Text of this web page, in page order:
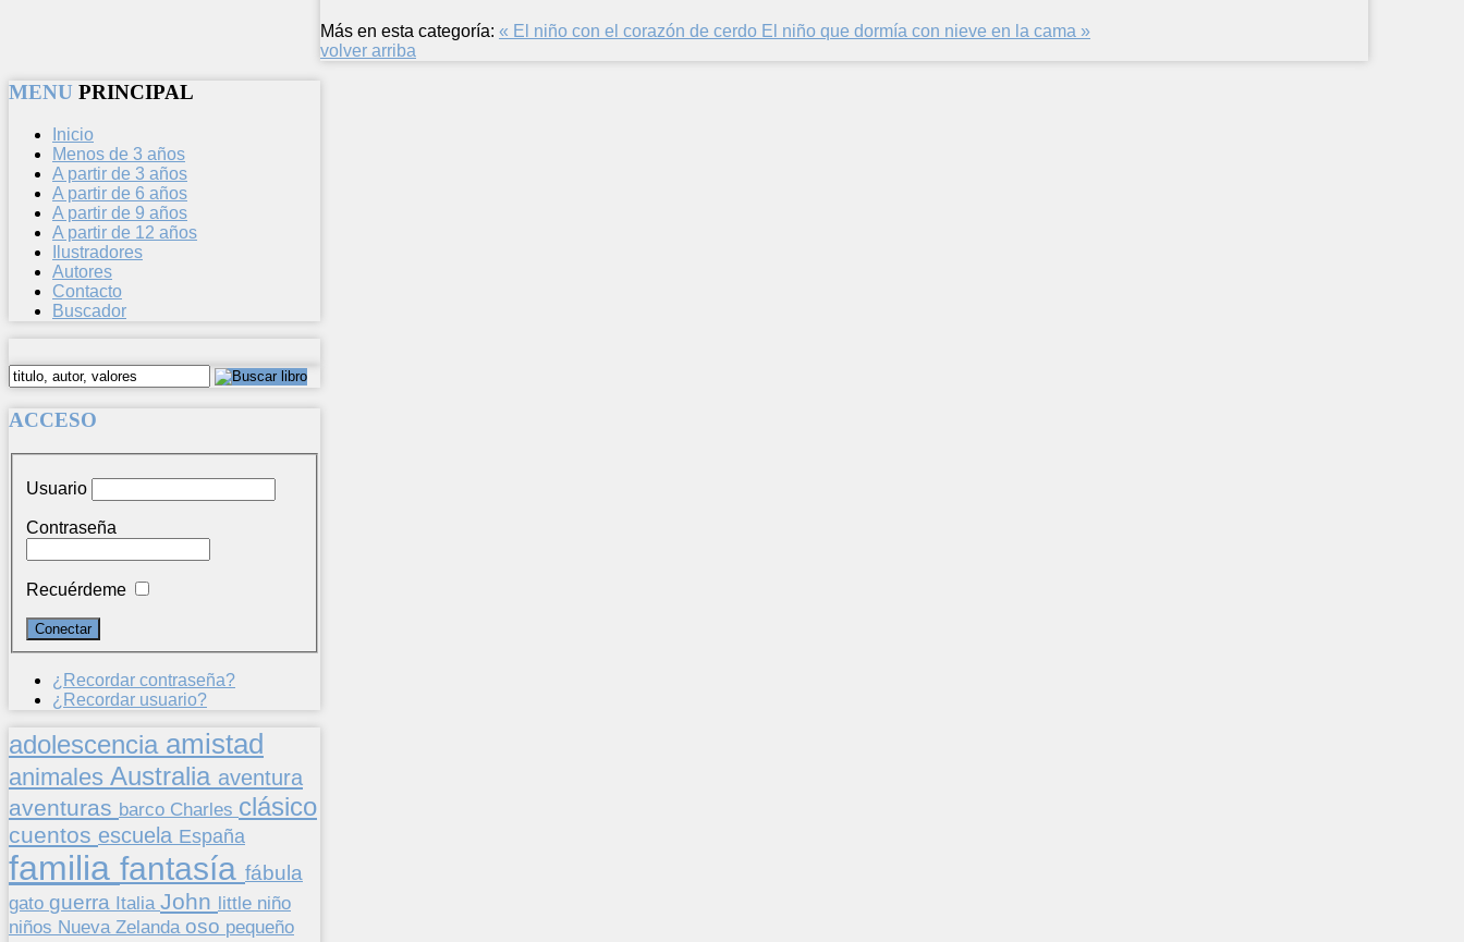
Más en esta categoría: « El niño con el corazón de cerdo El niño que dormía con nieve en la cama »
volver arriba
MENU PRINCIPAL
Inicio
Menos de 3 años
A partir de 3 años
A partir de 6 años
A partir de 9 años
A partir de 12 años
Ilustradores
Autores
Contacto
Buscador
ACCESO
Usuario
Contraseña
Recuérdeme
¿Recordar contraseña?
¿Recordar usuario?
adolescencia amistad
animales Australia aventura
aventuras barco Charles clásico
cuentos escuela España
familia fantasía fábula
gato guerra Italia John little niño
niños Nueva Zelanda oso pequeño